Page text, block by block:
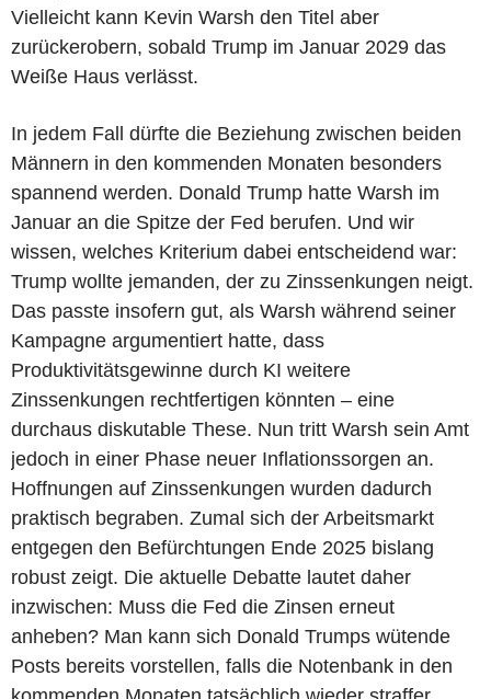
Vielleicht kann Kevin Warsh den Titel aber
zurückerobern, sobald Trump im Januar 2029 das
Weiße Haus verlässt.
In jedem Fall dürfte die Beziehung zwischen beiden
Männern in den kommenden Monaten besonders
spannend werden. Donald Trump hatte Warsh im
Januar an die Spitze der Fed berufen. Und wir
wissen, welches Kriterium dabei entscheidend war:
Trump wollte jemanden, der zu Zinssenkungen neigt.
Das passte insofern gut, als Warsh während seiner
Kampagne argumentiert hatte, dass
Produktivitätsgewinne durch KI weitere
Zinssenkungen rechtfertigen könnten – eine
durchaus diskutable These. Nun tritt Warsh sein Amt
jedoch in einer Phase neuer Inflationssorgen an.
Hoffnungen auf Zinssenkungen wurden dadurch
praktisch begraben. Zumal sich der Arbeitsmarkt
entgegen den Befürchtungen Ende 2025 bislang
robust zeigt. Die aktuelle Debatte lautet daher
inzwischen: Muss die Fed die Zinsen erneut
anheben? Man kann sich Donald Trumps wütende
Posts bereits vorstellen, falls die Notenbank in den